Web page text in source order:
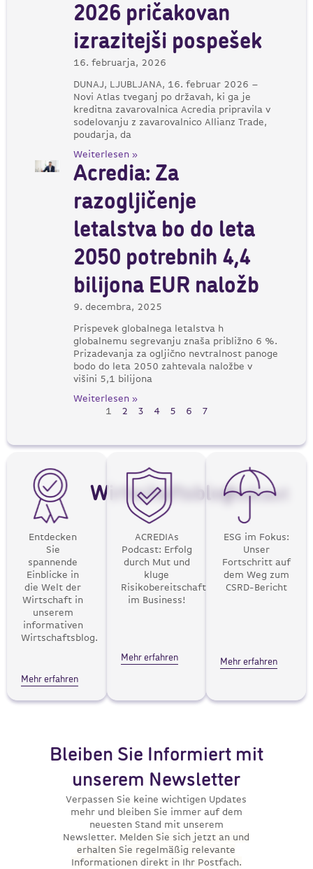
2026 pričakovan
izrazitejši pospešek
16. februarja, 2026
DUNAJ, LJUBLJANA, 16. februar 2026 –
Novi Atlas tveganj po državah, ki ga je
kreditna zavarovalnica Acredia pripravila v
sodelovanju z zavarovalnico Allianz Trade,
poudarja, da
Weiterlesen »
Acredia: Za
razogljičenje
letalstva bo do leta
2050 potrebnih 4,4
bilijona EUR naložb
9. decembra, 2025
Prispevek globalnega letalstva h
globalnemu segrevanju znaša približno 6 %.
Prizadevanja za ogljično nevtralnost panoge
bodo do leta 2050 zahtevala naložbe v
višini 5,1 bilijona
Weiterlesen »
1
2 3 4 5 6 7
Wirtschaftsblog
Entdecken
Sie
spannende
Einblicke in
die Welt der
Wirtschaft in
unserem
informativen
Wirtschaftsblog.
Mehr erfahren
Podcast
ACREDIAs
Podcast: Erfolg
durch Mut und
kluge
Risikobereitschaft
im Business!
Mehr erfahren
ESG im Fokus:
Unser
Fortschritt auf
dem Weg zum
CSRD-Bericht
Mehr erfahren
Bleiben Sie Informiert mit
unserem Newsletter
Verpassen Sie keine wichtigen Updates
mehr und bleiben Sie immer auf dem
neuesten Stand mit unserem
Newsletter. Melden Sie sich jetzt an und
erhalten Sie regelmäßig relevante
Informationen direkt in Ihr Postfach.